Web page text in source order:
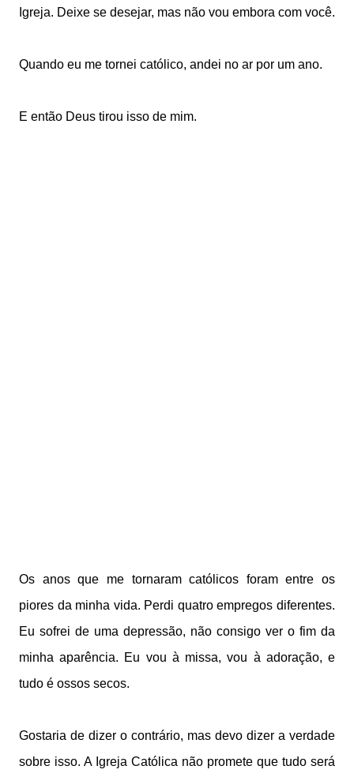
Igreja. Deixe se desejar, mas não vou embora com você.
Quando eu me tornei católico, andei no ar por um ano.
E então Deus tirou isso de mim.
Os anos que me tornaram católicos foram entre os
piores da minha vida. Perdi quatro empregos diferentes.
Eu sofrei de uma depressão, não consigo ver o fim da
minha aparência. Eu vou à missa, vou à adoração, e
tudo é ossos secos.
Gostaria de dizer o contrário, mas devo dizer a verdade
sobre isso. A Igreja Católica não promete que tudo será